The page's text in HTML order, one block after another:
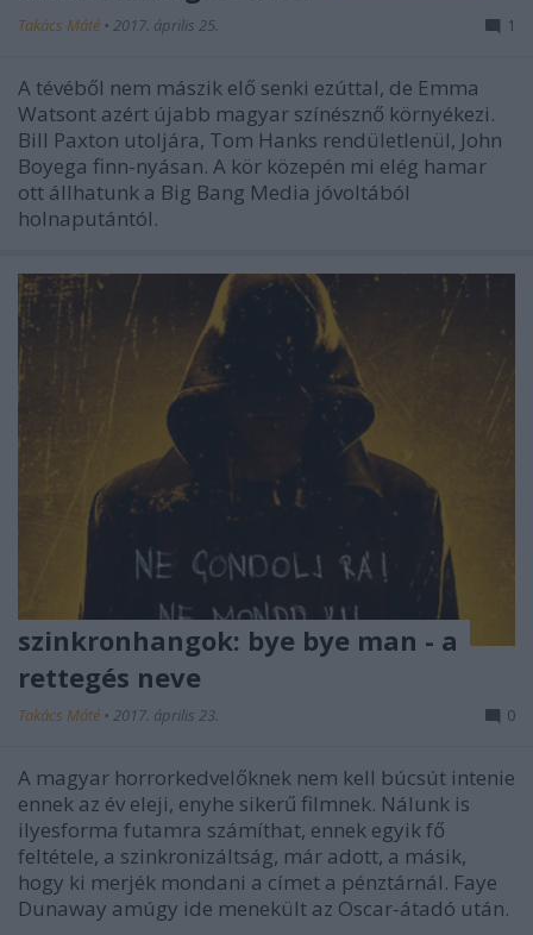
Takács Máté • 2017. április 25. 1
A tévéből nem mászik elő senki ezúttal, de Emma
Watsont azért újabb magyar színésznő környékezi.
Bill Paxton utoljára, Tom Hanks rendületlenül, John
Boyega finn-nyásan. A kör közepén mi elég hamar
ott állhatunk a Big Bang Media jóvoltából
holnaputántól.
szinkronhangok: bye bye man - a
rettegés neve
Takács Máté • 2017. április 23. 0
A magyar horrorkedvelőknek nem kell búcsút intenie
ennek az év eleji, enyhe sikerű filmnek. Nálunk is
ilyesforma futamra számíthat, ennek egyik fő
feltétele, a szinkronizáltság, már adott, a másik,
hogy ki merjék mondani a címet a pénztárnál. Faye
Dunaway amúgy ide menekült az Oscar-átadó után.